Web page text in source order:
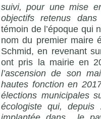
suivi, pour une mise
objectifs retenus dans
témoin de l’époque qui
nom du premier maire
Schmid, en revenant
ont pris la mairie en
l’ascension de son
hautes fonction en
élections municipales
écologiste qui, depuis